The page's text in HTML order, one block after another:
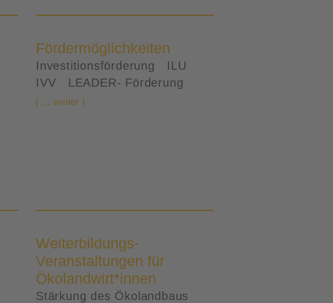
Fördermöglichkeiten
Investitionsförderung ILU
IVV LEADER- Förderung
[ … weiter ]
Weiterbildungs-
Veranstaltungen für
Ökolandwirt*innen
Stärkung des Ökolandbaus